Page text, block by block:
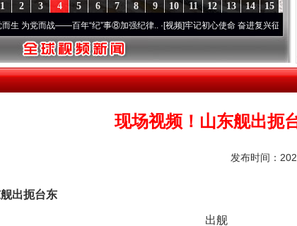
15
14
13
12
11
10
9
8
7
6
5
4
3
2
1
战——百年“纪”事⑧加强纪律..·[视频]牢记初心使命 奋进复兴征程丨“转折之城”
现场视频！山东舰出扼
发布时间：
出扼台东
出舰